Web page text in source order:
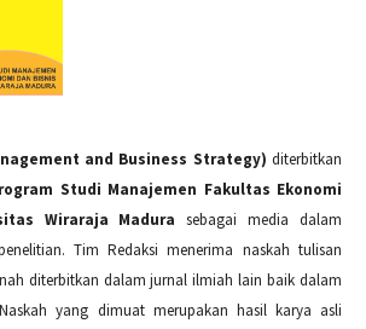
and Business Strategy) diterbitkan
Studi Manajemen Fakultas Ekonomi
Wiraraja Madura sebagai media dalam
Tim Redaksi menerima naskah tulisan
diterbitkan dalam jurnal ilmiah lain baik dalam
yang dimuat merupakan hasil karya asli